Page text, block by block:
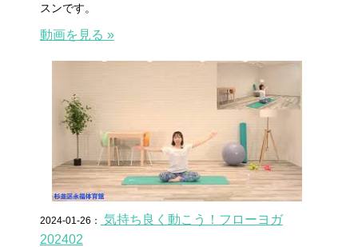
スンです。
動画を見る »
2024-01-26：
気持ち良く動こう！フローヨガ
202402